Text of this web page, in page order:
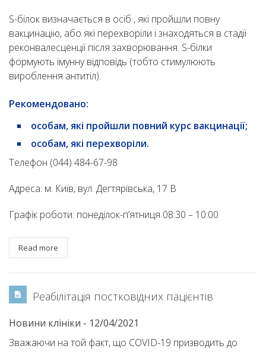
S-білок визначається в осіб , які пройшли повну
вакцинацію, або які перехворіли і знаходяться в стадії
реконвалесценції після захворювання. S-білки
формують імунну відповідь (тобто стимулюють
вироблення антитіл).
Рекомендовано:
особам, які пройшли повний курс вакцинації;
особам, які перехворіли.
Телефон (044) 484-67-98
Адреса: м. Київ, вул. Дегтярівська, 17 В
Графік роботи: понеділок-п’ятниця 08:30 – 10:00
Read more
Реабілітація постковідних пацієнтів
Новини клініки - 12/04/2021
Зважаючи на той факт, що COVID-19 призводить до